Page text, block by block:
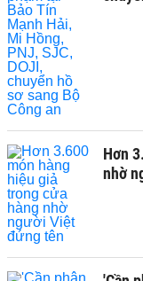
Hơn
nhờ